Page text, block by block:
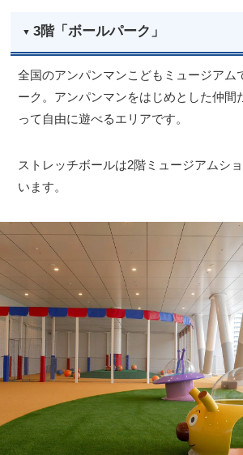
3階「ボールパーク」
全国のアンパンマンこどもミュージアム
ーク。アンパンマンをはじめとした仲間
って自由に遊べるエリアです。
ストレッチボールは2階ミュージアムシ
います。